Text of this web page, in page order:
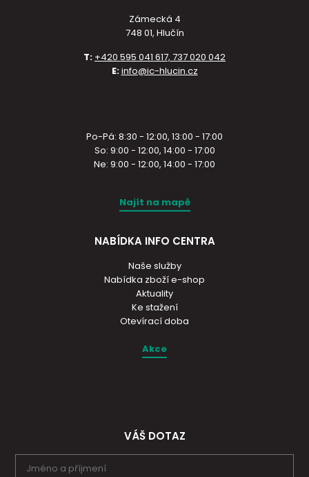
Zámecká 4
748 01, Hlučín
T: +420 595 041 617, 737 020 042
E:info@ic-hlucin.cz
Po-Pá: 8:30 - 12:00, 13:00 - 17:00
So: 9:00 - 12:00, 14:00 - 17:00
Ne: 9:00 - 12:00, 14:00 - 17:00
Najít na mapě
NABÍDKA INFO CENTRA
Naše služby
Nabídka zboží e-shop
Aktuality
Ke stažení
Otevírací doba
Akce
VÁŠ DOTAZ